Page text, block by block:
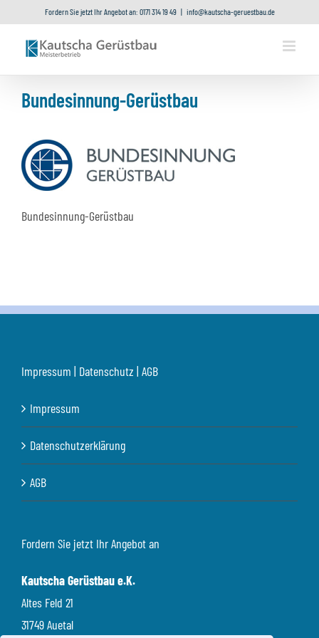
springen
Fordern Sie jetzt Ihr Angebot an: 0171 314 19 49 | info@kautscha-geruestbau.de
Bundesinnung-Gerüstbau
Bundesinnung-Gerüstbau
Impressum | Datenschutz | AGB
Impressum
Datenschutzerklärung
AGB
Fordern Sie jetzt Ihr Angebot an
Kautscha Gerüstbau e.K.
Altes Feld 21
31749 Auetal